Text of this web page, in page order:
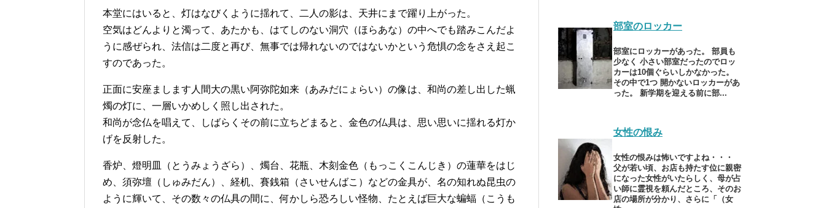
本堂にはいると、灯はなびくように揺れて、二人の影は、天井にまで躍り上がった。
空気はどんよりと濁って、あたかも、はてしのない洞穴（ほらあな）の中へでも踏みこんだよ
うに感ぜられ、法信は二度と再び、無事では帰れないのではないかという危惧の念をさえ起こ
すのであった。
正面に安座まします人間大の黒い阿弥陀如来（あみだにょらい）の像は、和尚の差し出した蝋
燭の灯に、一層いかめしく照し出された。
和尚が念仏を唱えて、しばらくその前に立ちどまると、金色の仏具は、思い思いに揺れる灯か
げを反射した。
香炉、燈明皿（とうみょうざら）、燭台、花瓶、木刻金色（もっこくこんじき）の蓮華をはじ
め、須弥壇（しゅみだん）、経机、賽銭箱（さいせんばこ）などの金具が、名の知れぬ昆虫の
ように輝いて、その数々の仏具の間に、何かしら恐ろしい怪物、たとえば巨大な蝙蝠（こうも
部室のロッカー
部室にロッカーがあった。 部員も
少なく 小さい部室だったのでロッ
カーは10個ぐらいしかなかった。
その中で1つ 開かないロッカーがあ
った。 新学期を迎える前に部...
女性の恨み
女性の恨みは怖いですよね・・・
父が若い頃、お店も持たす位に親密
になった女性がいたらしく、母が占
い師に霊視を頼んだところ、そのお
店の場所が分かり、さらに「（女